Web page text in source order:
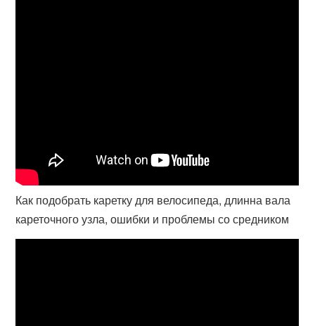
Как подобрать каретку для велосипеда, длинна вала
кареточного узла, ошибки и проблемы со средником